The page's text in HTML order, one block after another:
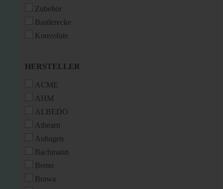
Zubehör
Bastlerecke
Konvolute
HERSTELLER
HERSTELLER
ACME
AHM
ALBEDO
Athearn
Auhagen
Bachmann
Bemo
Brawa